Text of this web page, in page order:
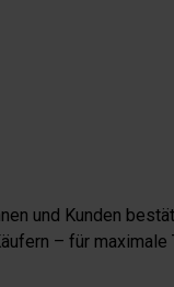
und Kunden
– für maximale